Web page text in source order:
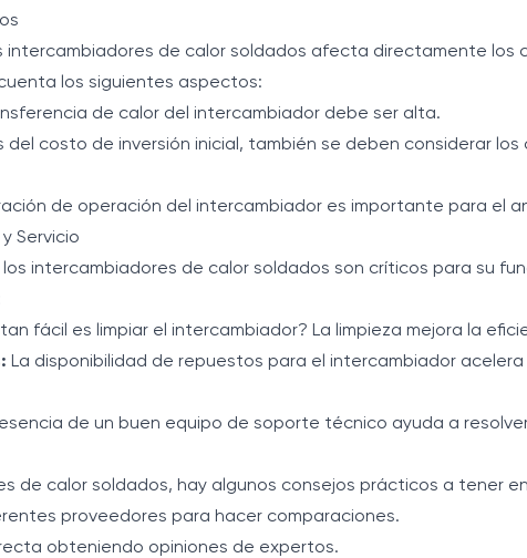
intercambiadores de calor soldados afecta directamente los
los siguientes aspectos:
de calor del intercambiador debe ser alta.
del costo de inversión inicial, también se deben considerar
de operación del intercambiador es importante para el
Servicio
los intercambiadores de calor soldados son críticos para su
fácil es limpiar el intercambiador? La limpieza mejora la
La disponibilidad de repuestos para el intercambiador
de un buen equipo de soporte técnico ayuda a
de calor soldados, hay algunos consejos prácticos a tener
proveedores para hacer comparaciones.
obteniendo opiniones de expertos.